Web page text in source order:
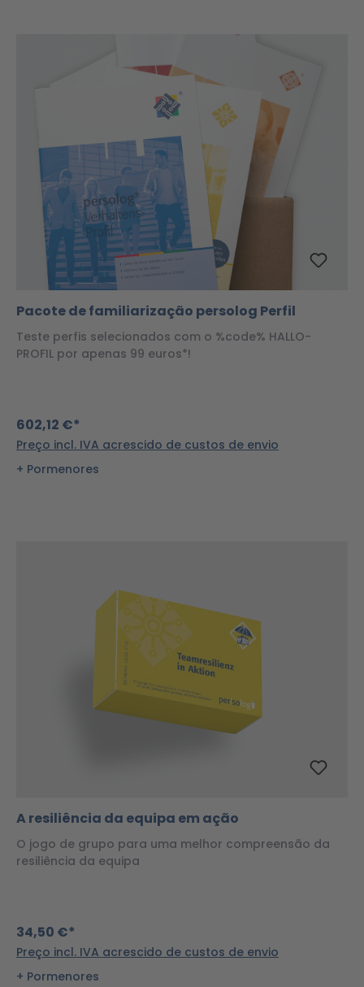
Pacote de familiarização persolog Perfil
Teste perfis selecionados com o %code% HALLO-
PROFIL por apenas 99 euros*!
602,12 €*
Preço incl. IVA acrescido de custos de envio
Pormenores
A resiliência da equipa em ação
O jogo de grupo para uma melhor compreensão da
resiliência da equipa
34,50 €*
Preço incl. IVA acrescido de custos de envio
Pormenores